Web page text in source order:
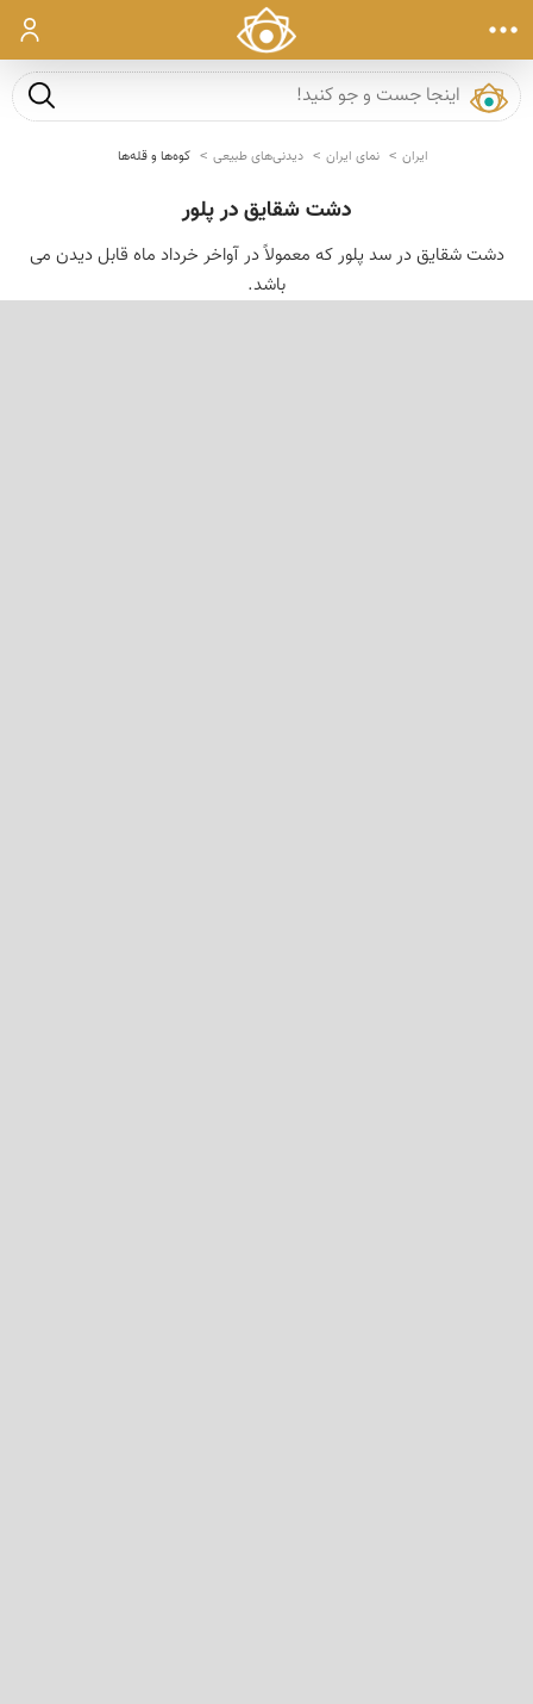
ورود
جست و
ایران نمای ایران دیدنی‌های طبیعی کوه‌ها و قله‌ها
دشت شقایق در پلور
دشت شقایق در سد پلور كه معمولاً در آواخر خرداد ماه قابل دیدن می
باشد.